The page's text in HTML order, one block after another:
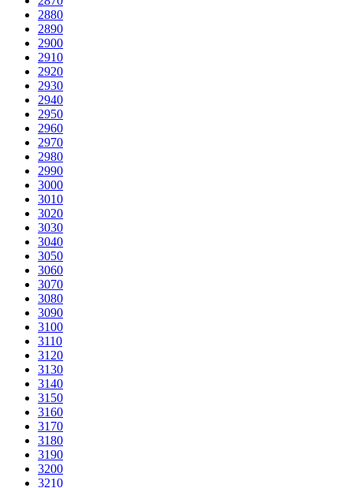
2880
2890
2900
2910
2920
2930
2940
2950
2960
2970
2980
2990
3000
3010
3020
3030
3040
3050
3060
3070
3080
3090
3100
3110
3120
3130
3140
3150
3160
3170
3180
3190
3200
3210